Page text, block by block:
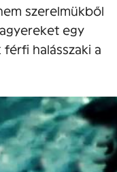
szerelmükből
egy
halásszaki a